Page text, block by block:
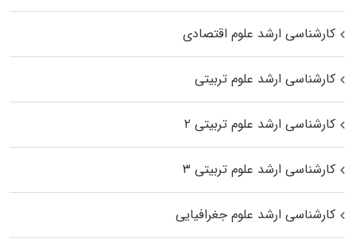
کارشناسی ارشد علوم اقتصادی
کارشناسی ارشد علوم تربیتی
کارشناسی ارشد علوم تربیتی ۲
کارشناسی ارشد علوم تربیتی ۳
کارشناسی ارشد علوم جغرافیایی